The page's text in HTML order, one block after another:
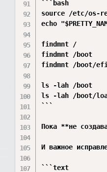
```bash
source /etc/os-
echo
findmnt /
findmnt /boot
findmnt /boot/
ls -lah /boot
ls -lah /boot/
```
Пока **не
И важное
```text